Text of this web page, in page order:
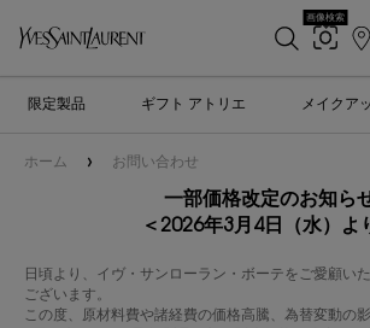
画像検索
店
限定製品
ギフト アトリエ メイクア
ホーム お問い合わせ
一部価格改定のお知ら
＜2026年3月4日（水）よ
日頃より、イヴ・サンローラン・ボーテをご愛顧い
ございます。
この度、原材料費や諸経費の価格高騰、為替変動の